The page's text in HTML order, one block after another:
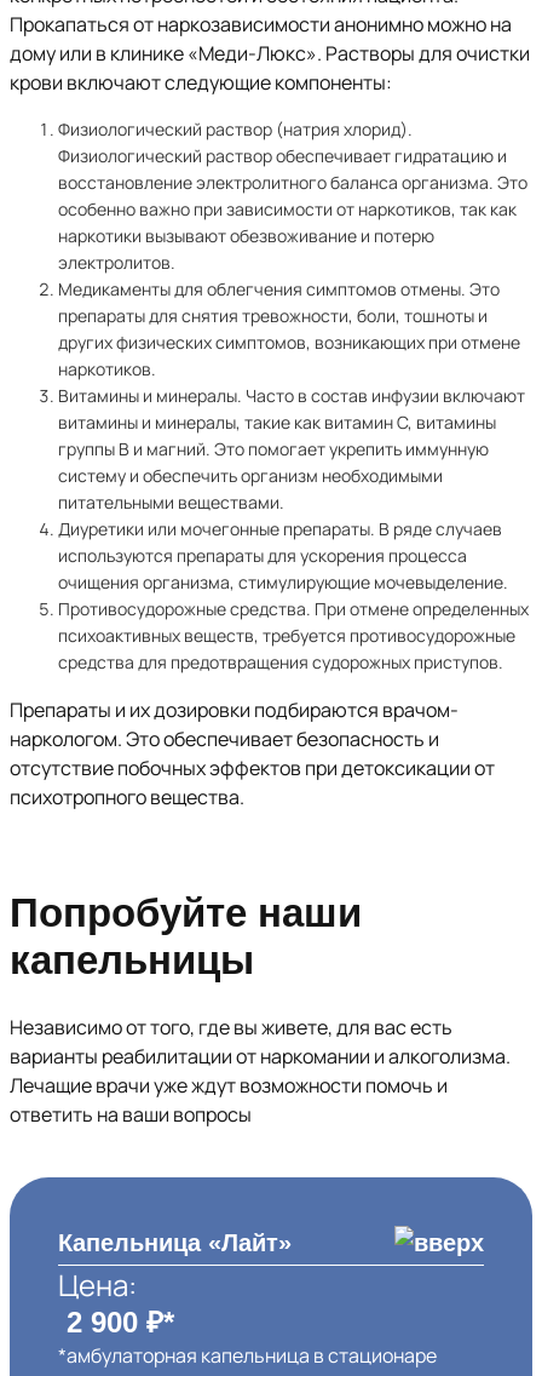
Прокапаться от наркозависимости анонимно можно на
дому или в клинике «Меди-Люкс». Растворы для очистки
крови включают следующие компоненты:
Физиологический раствор (натрия хлорид).
Физиологический раствор обеспечивает гидратацию и
восстановление электролитного баланса организма. Это
особенно важно при зависимости от наркотиков, так как
наркотики вызывают обезвоживание и потерю
электролитов.
Медикаменты для облегчения симптомов отмены. Это
препараты для снятия тревожности, боли, тошноты и
других физических симптомов, возникающих при отмене
наркотиков.
Витамины и минералы. Часто в состав инфузии включают
витамины и минералы, такие как витамин С, витамины
группы В и магний. Это помогает укрепить иммунную
систему и обеспечить организм необходимыми
питательными веществами.
Диуретики или мочегонные препараты. В ряде случаев
используются препараты для ускорения процесса
очищения организма, стимулирующие мочевыделение.
Противосудорожные средства. При отмене определенных
психоактивных веществ, требуется противосудорожные
средства для предотвращения судорожных приступов.
Препараты и их дозировки подбираются врачом-
наркологом. Это обеспечивает безопасность и
отсутствие побочных эффектов при детоксикации от
психотропного вещества.
Попробуйте наши
капельницы
Независимо от того, где вы живете, для вас есть
варианты реабилитации от наркомании и алкоголизма.
Лечащие врачи уже ждут возможности помочь и
ответить на ваши вопросы
Капельница «Лайт»
Цена:
2 900 ₽*
*амбулаторная капельница в стационаре